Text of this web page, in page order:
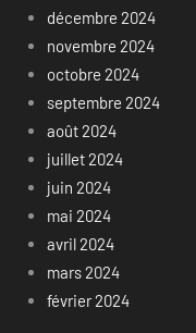
décembre 2024
novembre 2024
octobre 2024
septembre 2024
août 2024
juillet 2024
juin 2024
mai 2024
avril 2024
mars 2024
février 2024